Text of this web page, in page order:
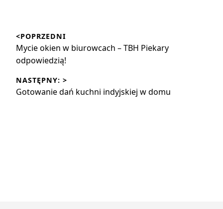
wpisu
<POPRZEDNI
Poprzedni
wpis:
Mycie okien w biurowcach – TBH Piekary
odpowiedzią!
NASTĘPNY: >
Następny
Gotowanie dań kuchni indyjskiej w domu